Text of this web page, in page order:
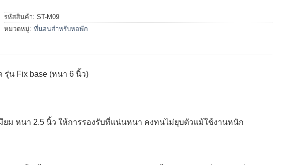
รหัสสินค้า:ST-M09
หมวดหมู่:ที่นอนสำหรับหอพัก
น Fix base (หนา 6 นิ้ว)
ม หนา 2.5 นิ้ว ให้การรองรับที่แน่นหนา คงทนไม่ยุบตัวแม้ใช้งานหนัก